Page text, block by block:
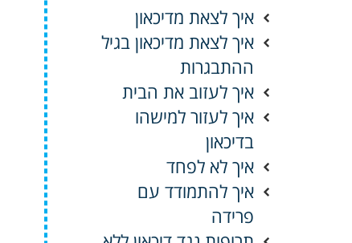
איך לצאת מדיכאון
איך לצאת מדיכאון בגיל
ההתבגרות
איך לעזוב את הבית
איך לעזור למישהו
בדיכאון
איך לא לפחד
איך להתמודד עם
פרידה